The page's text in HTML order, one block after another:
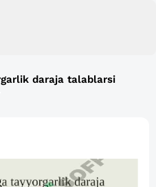
daraja talablarsi